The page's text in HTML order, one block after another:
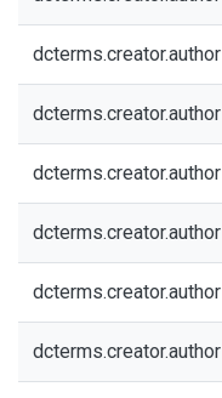
dcterms.creator.author
dcterms.creator.author
dcterms.creator.author
dcterms.creator.author
dcterms.creator.author
dcterms.creator.author